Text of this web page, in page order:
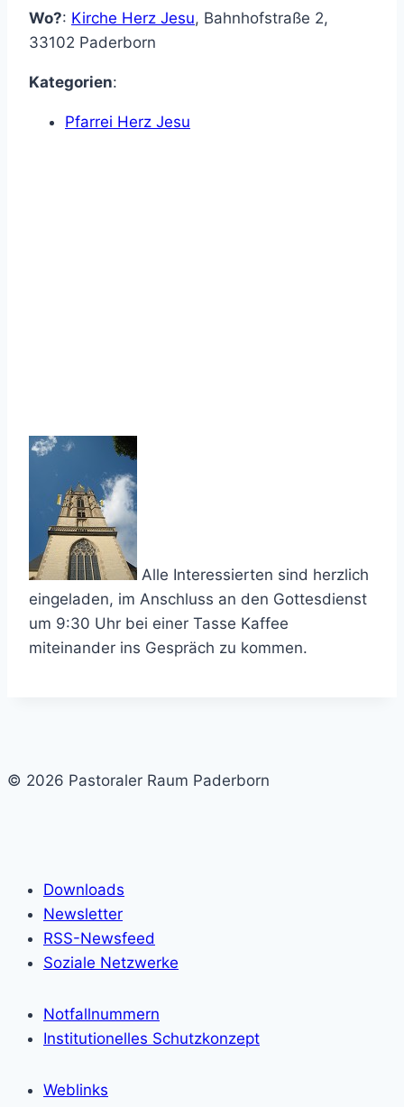
Wo?: Kirche Herz Jesu, Bahnhofstraße 2,
33102 Paderborn
Kategorien:
Pfarrei Herz Jesu
Alle Interessierten sind herzlich
eingeladen, im Anschluss an den Gottesdienst
um 9:30 Uhr bei einer Tasse Kaffee
miteinander ins Gespräch zu kommen.
© 2026 Pastoraler Raum Paderborn
Downloads
Newsletter
RSS-Newsfeed
Soziale Netzwerke
Notfallnummern
Institutionelles Schutzkonzept
Weblinks